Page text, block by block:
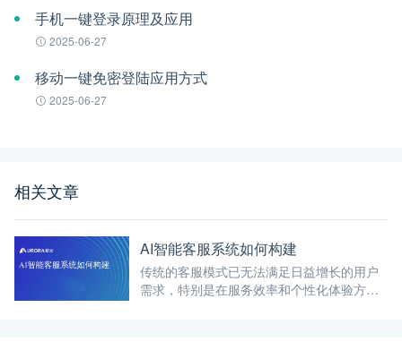
手机一键登录原理及应用
2025-06-27
移动一键免密登陆应用方式
2025-06-27
相关文章
AI智能客服系统如何构建
传统的客服模式已无法满足日益增长的用户
需求，特别是在服务效率和个性化体验方